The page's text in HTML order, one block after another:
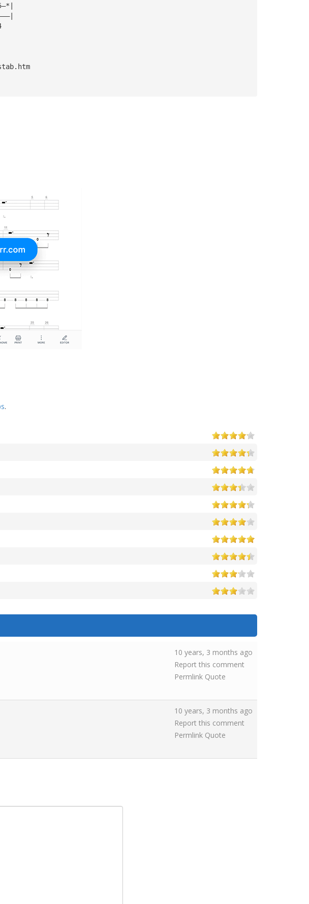
.
10 years, 3 months ago
Report this comment
Permlink Quote
10 years, 3 months ago
Report this comment
Permlink Quote